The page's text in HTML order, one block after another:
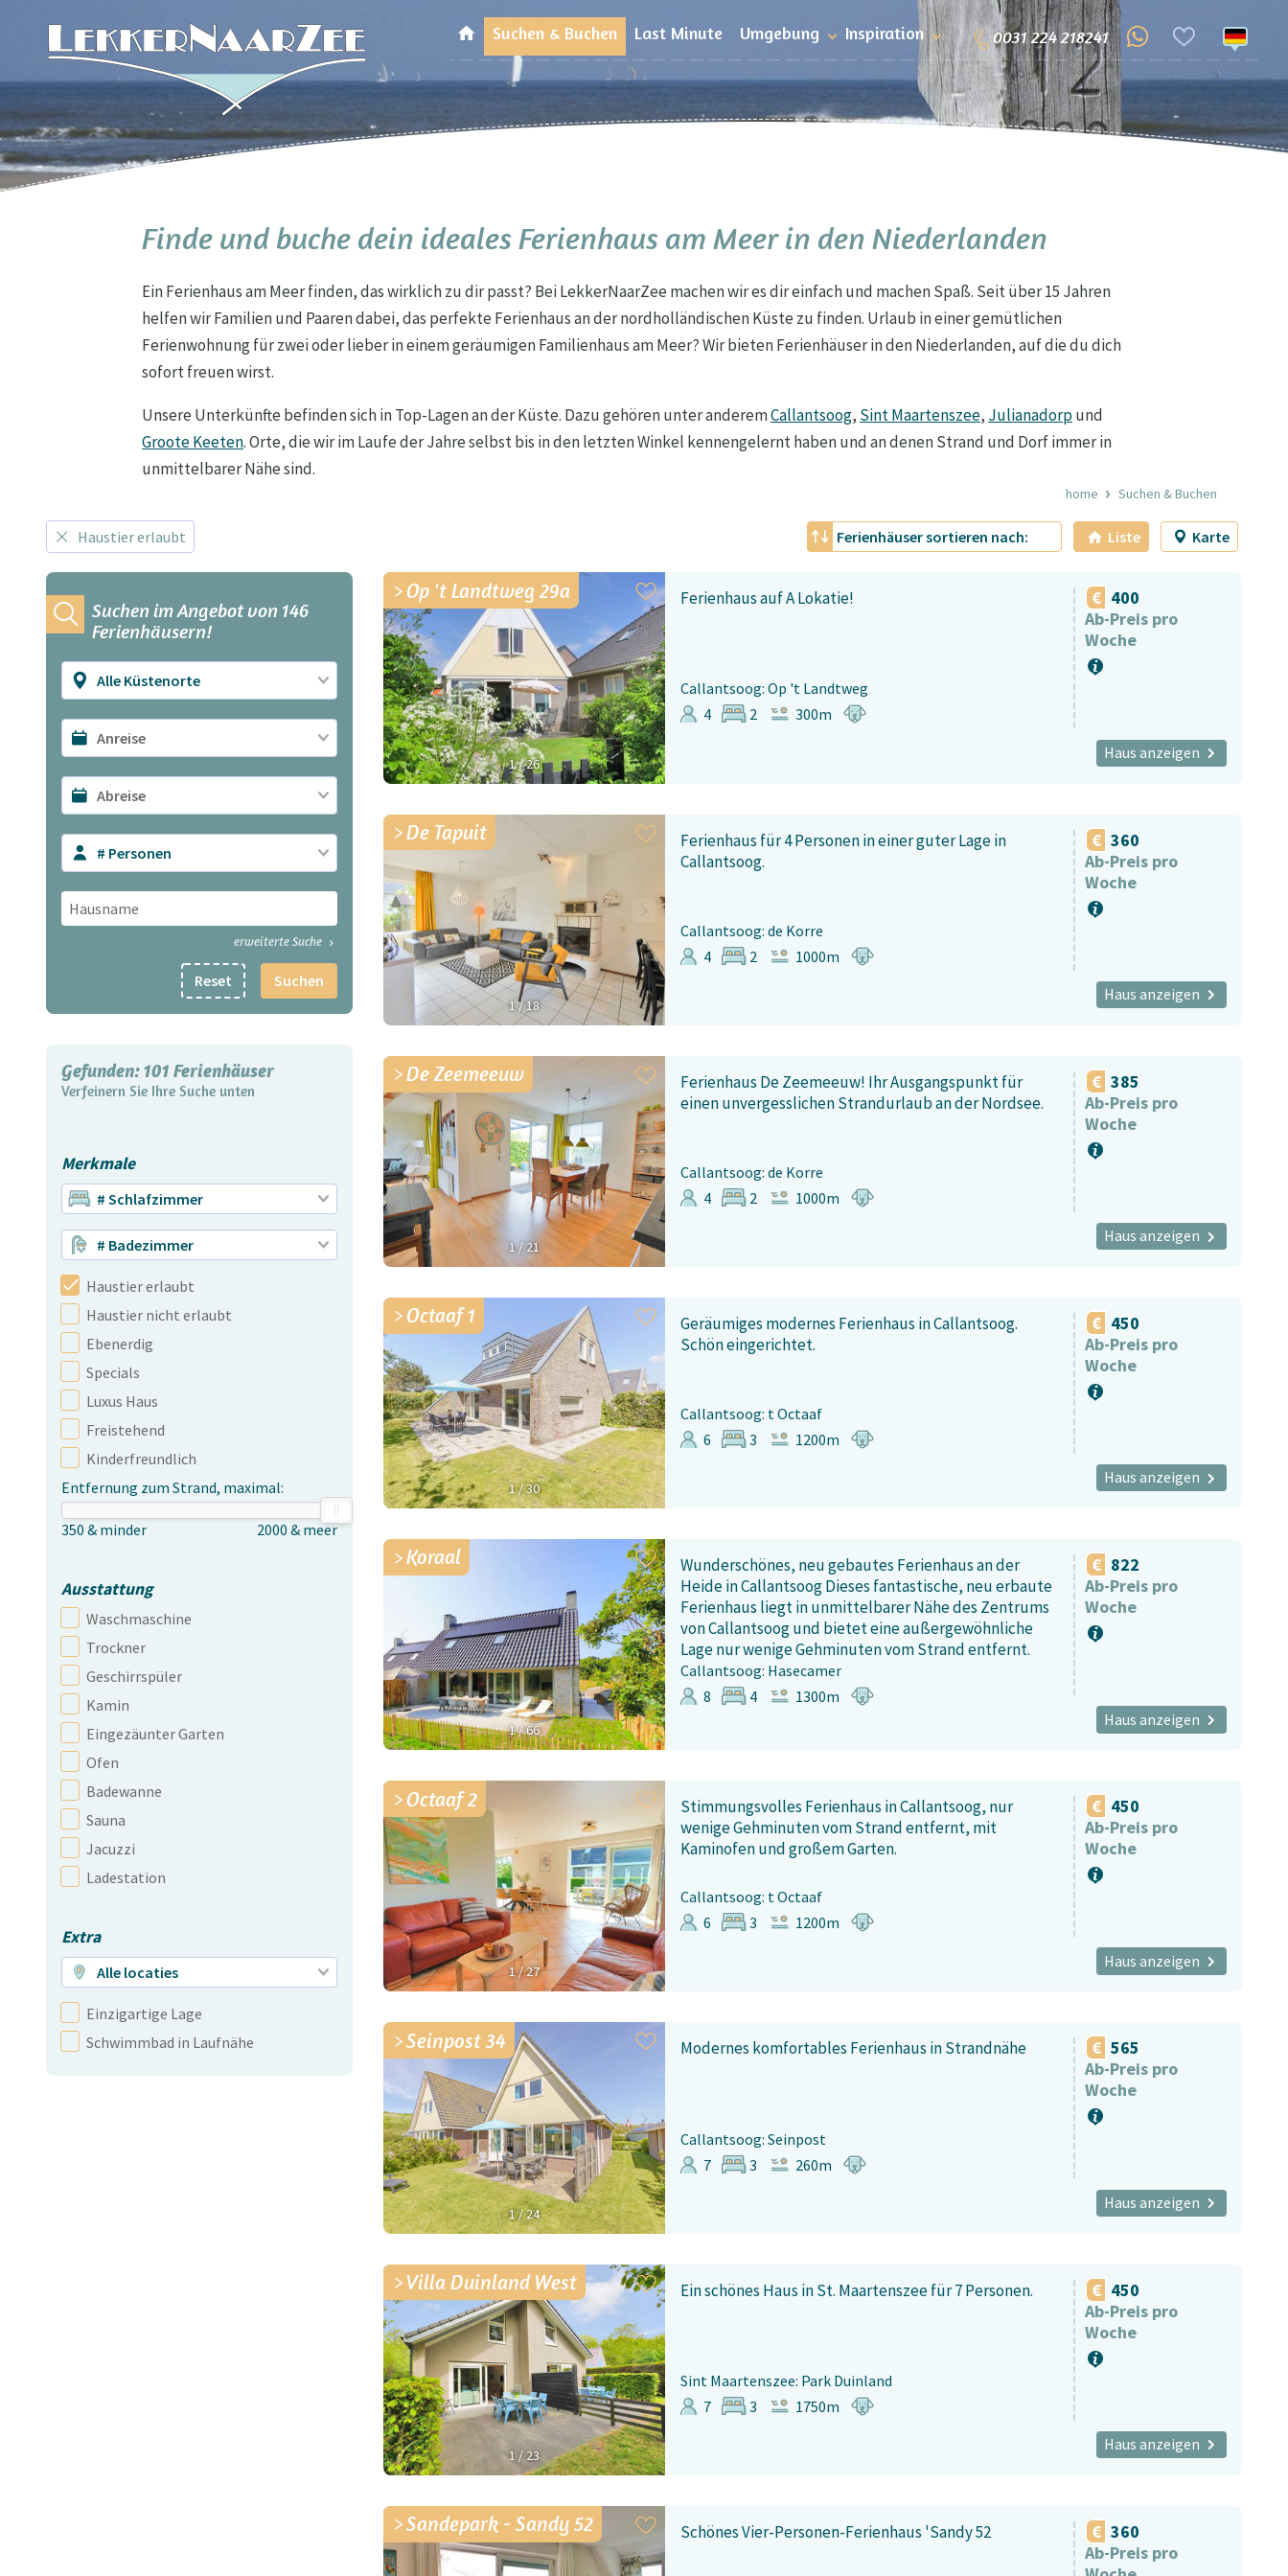
Suchen & Buchen Last Minute Umgebung Inspiration 0031 224 218241
Finde und buche dein ideales Ferienhaus am Meer in den Niederlanden
Ein Ferienhaus am Meer finden, das wirklich zu dir passt? Bei LekkerNaarZee machen wir es dir einfach und machen Spaß. Seit über 15 Jahren
helfen wir Familien und Paaren dabei, das perfekte Ferienhaus an der nordholländischen Küste zu finden. Urlaub in einer gemütlichen
Ferienwohnung für zwei oder lieber in einem geräumigen Familienhaus am Meer? Wir bieten Ferienhäuser in den Niederlanden, auf die du dich
sofort freuen wirst.
Unsere Unterkünfte befinden sich in Top-Lagen an der Küste. Dazu gehören unter anderemCallantsoog, Sint Maartenszee, Julianadorpund
Groote Keeten. Orte, die wir im Laufe der Jahre selbst bis in den letzten Winkel kennengelernt haben und an denen Strand und Dorf immer in
unmittelbarer Nähe sind.
home Suchen & Buchen
Ferienhäuser sortieren nach: Liste Karte
Haustier erlaubt
Suchen im Angebot von 146
Ferienhäusern!
Alle Küstenorte
# Personen
erweiterte Suche
Suchen
Reset
Gefunden:101 Ferienhäuser
Verfeinern Sie Ihre Suche unten
Merkmale
# Schlafzimmer
# Badezimmer
Haustier erlaubt
Haustier nicht erlaubt
Ebenerdig
Specials
Luxus Haus
Freistehend
Kinderfreundlich
Entfernung zum Strand, maximal:
Ausstattung
Waschmaschine
Trockner
Geschirrspüler
Kamin
Eingezäunter Garten
Ofen
Badewanne
Sauna
Jacuzzi
Ladestation
Extra
Alle locaties
Einzigartige Lage
Schwimmbad in Laufnähe
1/26
Op 't Landtweg 29a Ferienhaus auf A Lokatie!
Callantsoog: Op 't Landtweg
4
2 300m
400
Ab-Preis pro
Woche
Haus anzeigen
1/18
De Tapuit
Ferienhaus für 4 Personen in einer guter Lage in
Callantsoog.
Callantsoog: de Korre
4
2 1000m
360
Ab-Preis pro
Woche
Haus anzeigen
1/21
De Zeemeeuw
Ferienhaus De Zeemeeuw! Ihr Ausgangspunkt für
einen unvergesslichen Strandurlaub an der Nordsee.
Callantsoog: de Korre
4
2 1000m
385
Ab-Preis pro
Woche
Haus anzeigen
1/30
Octaaf 1
Geräumiges modernes Ferienhaus in Callantsoog.
Schön eingerichtet.
Callantsoog: t Octaaf
6
3 1200m
450
Ab-Preis pro
Woche
Haus anzeigen
1/66
Koraal
Wunderschönes, neu gebautes Ferienhaus an der
Heide in Callantsoog Dieses fantastische, neu erbaute
Ferienhaus liegt in unmittelbarer Nähe des Zentrums
von Callantsoog und bietet eine außergewöhnliche
Lage nur wenige Gehminuten vom Strand entfernt.
Callantsoog: Hasecamer
8
4 1300m
822
Ab-Preis pro
Woche
Haus anzeigen
1/27
Octaaf 2
Stimmungsvolles Ferienhaus in Callantsoog, nur
wenige Gehminuten vom Strand entfernt, mit
Kaminofen und großem Garten.
Callantsoog: t Octaaf
6
3 1200m
450
Ab-Preis pro
Woche
Haus anzeigen
1/24
Seinpost 34 Modernes komfortables Ferienhaus in Strandnähe
Callantsoog: Seinpost
7
3 260m
565
Ab-Preis pro
Woche
Haus anzeigen
1 /23
Villa Duinland West Ein schönes Haus in St. Maartenszee für 7 Personen.
Sint Maartenszee: Park Duinland
7
3 1750m
450
Ab-Preis pro
Woche
Haus anzeigen
Sandepark - Sandy 52 Schönes Vier-Personen-Ferienhaus 'Sandy 52
360
Ab-Preis pro